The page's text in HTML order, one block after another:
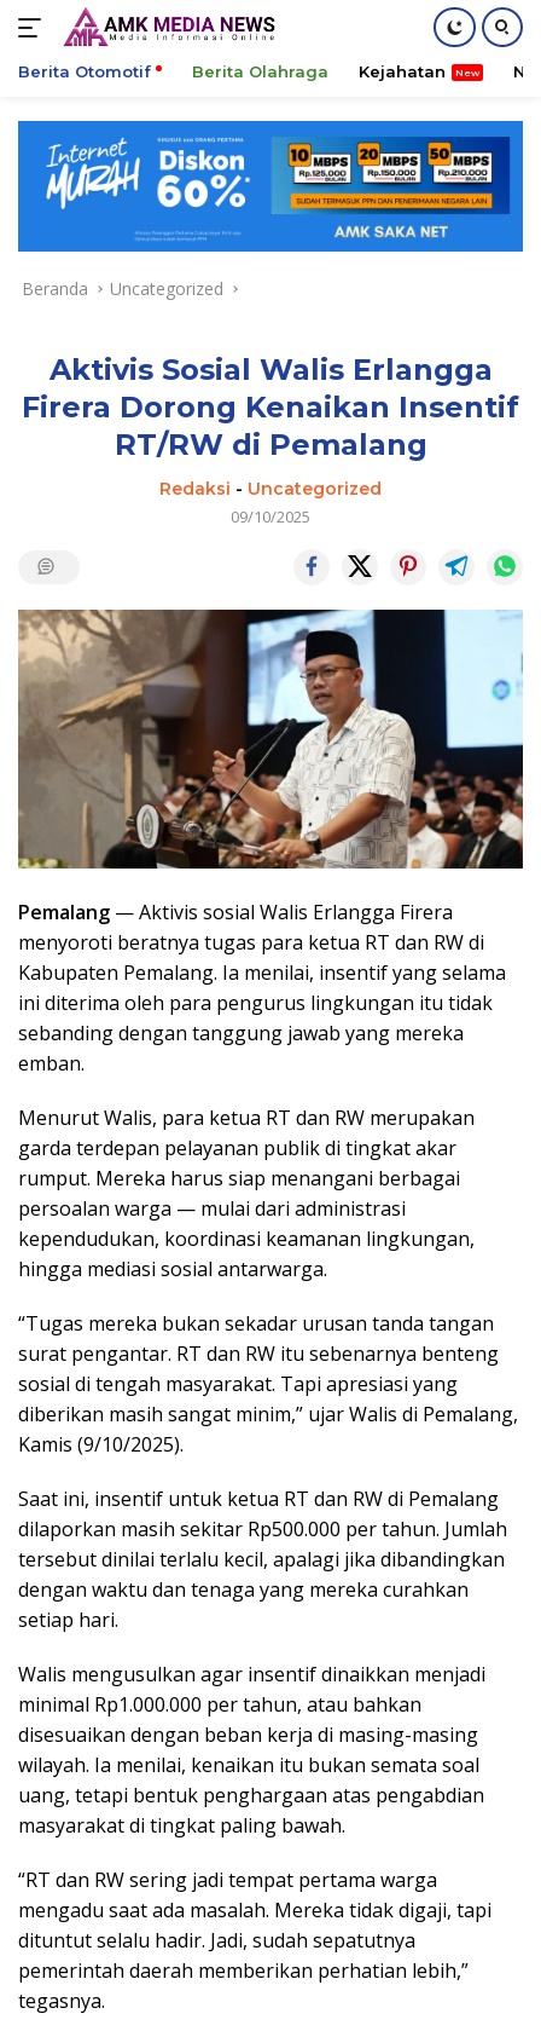
konten
Berita Otomotif Berita Olahraga Kejahatan
Beranda Uncategorized
Aktivis Sosial Walis Erlangga
Firera Dorong Kenaikan Insentif
RT/RW di Pemalang
Redaksi - Uncategorized
09/10/2025
Pemalang — Aktivis sosial Walis Erlangga Firera
menyoroti beratnya tugas para ketua RT dan RW di
Kabupaten Pemalang. Ia menilai, insentif yang selama
ini diterima oleh para pengurus lingkungan itu tidak
sebanding dengan tanggung jawab yang mereka
emban.
Menurut Walis, para ketua RT dan RW merupakan
garda terdepan pelayanan publik di tingkat akar
rumput. Mereka harus siap menangani berbagai
persoalan warga — mulai dari administrasi
kependudukan, koordinasi keamanan lingkungan,
hingga mediasi sosial antarwarga.
“Tugas mereka bukan sekadar urusan tanda tangan
surat pengantar. RT dan RW itu sebenarnya benteng
sosial di tengah masyarakat. Tapi apresiasi yang
diberikan masih sangat minim,” ujar Walis di Pemalang,
Kamis (9/10/2025).
Saat ini, insentif untuk ketua RT dan RW di Pemalang
dilaporkan masih sekitar Rp500.000 per tahun. Jumlah
tersebut dinilai terlalu kecil, apalagi jika dibandingkan
dengan waktu dan tenaga yang mereka curahkan
setiap hari.
Walis mengusulkan agar insentif dinaikkan menjadi
minimal Rp1.000.000 per tahun, atau bahkan
disesuaikan dengan beban kerja di masing-masing
wilayah. Ia menilai, kenaikan itu bukan semata soal
uang, tetapi bentuk penghargaan atas pengabdian
masyarakat di tingkat paling bawah.
“RT dan RW sering jadi tempat pertama warga
mengadu saat ada masalah. Mereka tidak digaji, tapi
dituntut selalu hadir. Jadi, sudah sepatutnya
pemerintah daerah memberikan perhatian lebih,”
tegasnya.